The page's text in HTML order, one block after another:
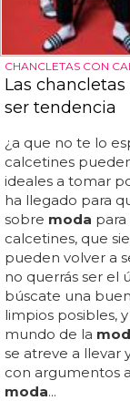
CHANCLETAS CON
Las
ser tendencia
¿a que no te lo
calcetines
ideales a tomar
ha llegado para
sobre moda
calcetines, que
pueden volver a
no querrás ser el
búscate una
limpios posibles,
mundo de la
se atreve a llevar
con argumentos
moda...